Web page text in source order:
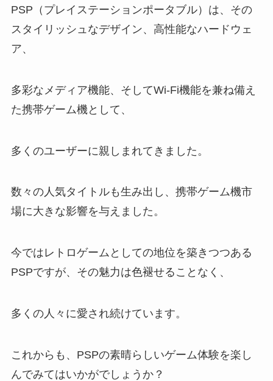
PSP（プレイステーションポータブル）は、その
スタイリッシュなデザイン、高性能なハードウェ
ア、
多彩なメディア機能、そしてWi-Fi機能を兼ね備え
た携帯ゲーム機として、
多くのユーザーに親しまれてきました。
数々の人気タイトルも生み出し、携帯ゲーム機市
場に大きな影響を与えました。
今ではレトロゲームとしての地位を築きつつある
PSPですが、その魅力は色褪せることなく、
多くの人々に愛され続けています。
これからも、PSPの素晴らしいゲーム体験を楽し
んでみてはいかがでしょうか？